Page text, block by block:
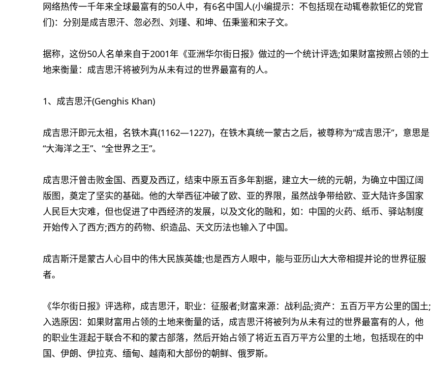
网络热传一千年来全球最富有的50人中，有6名中国人(小编提示：不包括现在动辄卷款钜亿的党官
们)：分别是成吉思汗、忽必烈、刘瑾、和坤、伍秉鉴和宋子文。
据称，这份50人名单来自于2001年《亚洲华尔街日报》做过的一个统计评选;如果财富按照占领的土
地来衡量：成吉思汗将被列为从未有过的世界最富有的人。
1、成吉思汗(Genghis Khan)
成吉思汗即元太祖，名铁木真(1162—1227)，在铁木真统一蒙古之后，被尊称为“成吉思汗”，意思是
“大海洋之王”、“全世界之王”。
成吉思汗曾击败金国、西夏及西辽，结束中原五百多年割据，建立大一统的元朝，为确立中国辽阔
版图，奠定了坚实的基础。他的大举西征冲破了欧、亚的界限，虽然战争带给欧、亚大陆许多国家
人民巨大灾难，但也促进了中西经济的发展，以及文化的融和，如：中国的火药、纸币、驿站制度
开始传入了西方;西方的药物、织造品、天文历法也输入了中国。
成吉斯汗是蒙古人心目中的伟大民族英雄;也是西方人眼中，能与亚历山大大帝相提并论的世界征服
者。
《华尔街日报》评选称，成吉思汗，职业：征服者;财富来源：战利品;资产：五百万平方公里的国土;
入选原因：如果财富用占领的土地来衡量的话，成吉思汗将被列为从未有过的世界最富有的人，他
的职业生涯起于联合不和的蒙古部落，然后开始占领了将近五百万平方公里的土地，包括现在的中
国、伊朗、伊拉克、缅甸、越南和大部份的朝鲜、俄罗斯。